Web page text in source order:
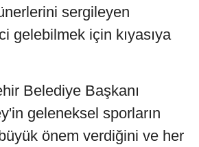
sergileyen
gelebilmek için kıyasıya
Belediye Başkanı
geleneksel sporların
önem verdiğini ve her